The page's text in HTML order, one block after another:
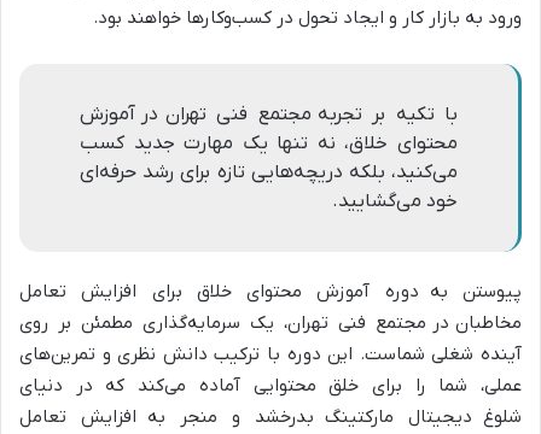
ورود به بازار کار و ایجاد تحول در کسب‌وکارها خواهند بود.
با تکیه بر تجربه مجتمع فنی تهران در آموزش
محتوای خلاق، نه تنها یک مهارت جدید کسب
می‌کنید، بلکه دریچه‌هایی تازه برای رشد حرفه‌ای
خود می‌گشایید.
پیوستن به دوره آموزش محتوای خلاق برای افزایش تعامل
مخاطبان در مجتمع فنی تهران، یک سرمایه‌گذاری مطمئن بر روی
آینده شغلی شماست. این دوره با ترکیب دانش نظری و تمرین‌های
عملی، شما را برای خلق محتوایی آماده می‌کند که در دنیای
شلوغ دیجیتال مارکتینگ بدرخشد و منجر به افزایش تعامل